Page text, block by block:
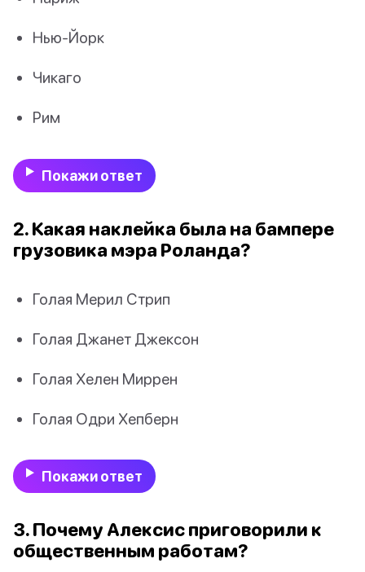
Нью-Йорк
Чикаго
Рим
Покажи ответ
2. Какая наклейка была на бампере
грузовика мэра Роланда?
Голая Мерил Стрип
Голая Джанет Джексон
Голая Хелен Миррен
Голая Одри Хепберн
Покажи ответ
3. Почему Алексис приговорили к
общественным работам?